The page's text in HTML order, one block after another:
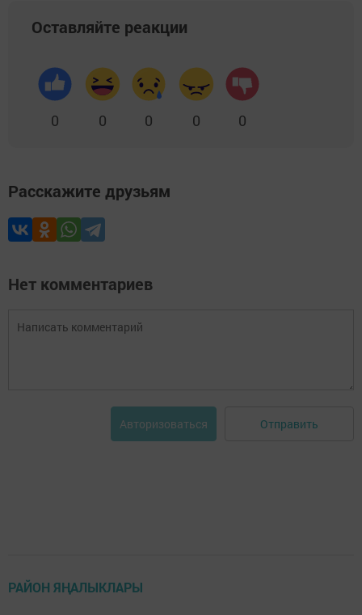
Оставляйте реакции
0 0 0 0 0
Расскажите друзьям
Нет комментариев
Авторизоваться Отправить
РАЙОН ЯҢАЛЫКЛАРЫ